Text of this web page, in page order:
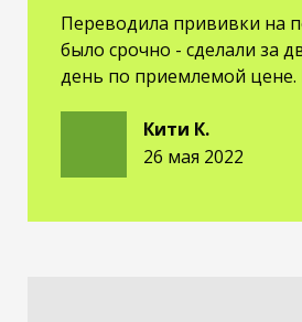
Переводила прививки на
было срочно - сделали за
день по приемлемой
Кити К.
26 мая 2022